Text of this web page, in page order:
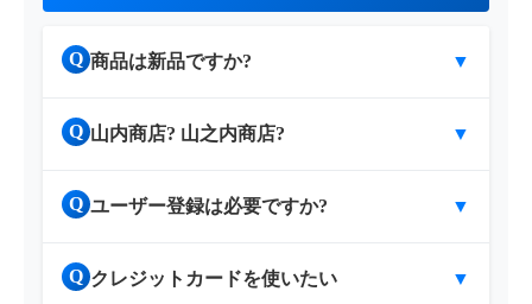
Q 商品は新品ですか? ▼
Q 山内商店? 山之内商店? ▼
Q ユーザー登録は必要ですか? ▼
Q クレジットカードを使いたい ▼